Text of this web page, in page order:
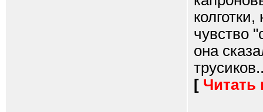
чувство
она
[ Читать